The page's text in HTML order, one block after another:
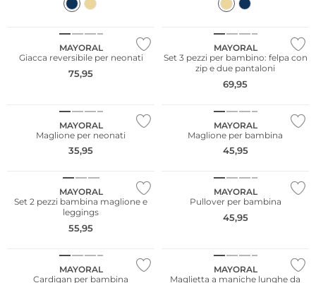
MAYORAL
Giacca reversibile per neonati
75,95
MAYORAL
Set 3 pezzi per bambino: felpa con
zip e due pantaloni
69,95
MAYORAL
Maglione per neonati
35,95
MAYORAL
Maglione per bambina
45,95
MAYORAL
Set 2 pezzi bambina maglione e
leggings
55,95
MAYORAL
Pullover per bambina
45,95
MAYORAL
Cardigan per bambina
MAYORAL
Maglietta a maniche lunghe da